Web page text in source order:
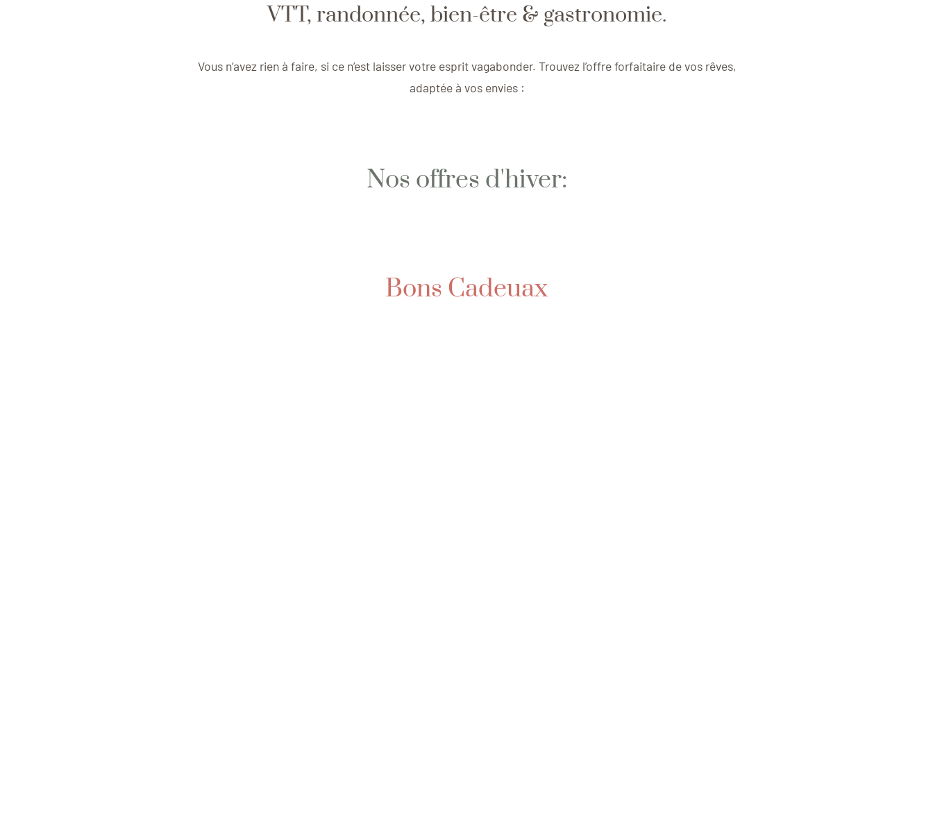
VTT, randonnée, bien-être & gastronomie.
Vous n’avez rien à faire, si ce n’est laisser votre esprit vagabonder. Trouvez l’offre forfaitaire de vos rêves,
adaptée à vos envies :
Nos offres d'hiver:
Bons Cadeuax